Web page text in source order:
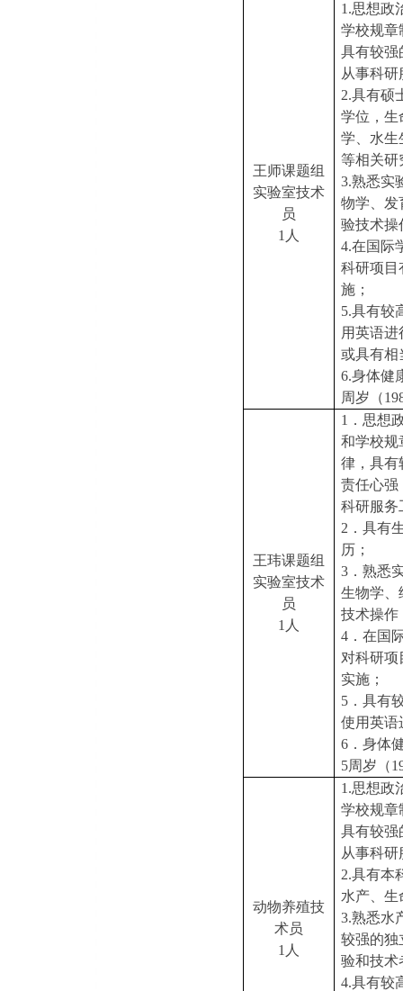
王师课题组
实验室技术
员
1人
1.思想政
学校规章
具有较强
从事科
2.具有硕
学位，生
学、水生
等相关研
3.熟悉实
物学、发
验技术操
4.在国际
科研项目
施；
5.具有较
用英语进
或具有相
6.身体健
周岁（
王玮课题组
实验室技术
员
1人
1．思想
和学校规
律，具有
责任心强
科研服务
2．具有
历；
3．熟悉
生物学、
技术操作
4．在国
对科研项
实施；
5．具有
使用英语
6．身体
5周岁（
动物养殖技
术员
1人
1.思想政
学校规章
具有较强
从事科
2.具有本
水产、生
3.熟悉水
较强的独
验和技术
4.具有较